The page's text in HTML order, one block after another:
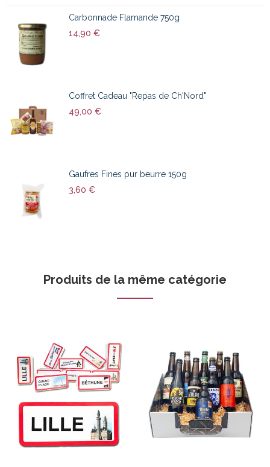
Carbonnade Flamande 750g
14,90 €
Coffret Cadeau "Repas de Ch'Nord"
49,00 €
Gaufres Fines pur beurre 150g
3,60 €
Produits de la même catégorie